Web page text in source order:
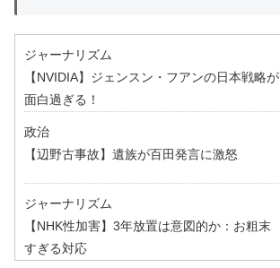
ジャーナリズム
【NVIDIA】ジェンスン・フアンの日本戦略が
面白過ぎる！
政治
【辺野古事故】遺族が百田発言に激怒
ジャーナリズム
【NHK性加害】3年放置は意図的か：お粗末
すぎる対応